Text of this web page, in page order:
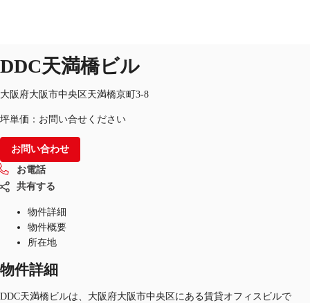
オフィス・事務所
倉庫・物流センター
地図検索
記事
仲介会社様はこちらへ
お気に入り
JP
DDC天満橋ビル
大阪府大阪市中央区天満橋京町3-8
坪単価：お問い合せください
お問い合わせ
お電話
共有する
物件詳細
物件概要
所在地
物件詳細
DDC天満橋ビルは、大阪府大阪市中央区にある賃貸オフィスビルで